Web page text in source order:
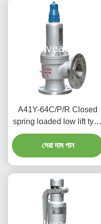
A41Y-64C/P/R Closed
spring loaded low lift type
safety valve（A41Y）
suitable for working
temperature 300degree
সেরা দাম পান